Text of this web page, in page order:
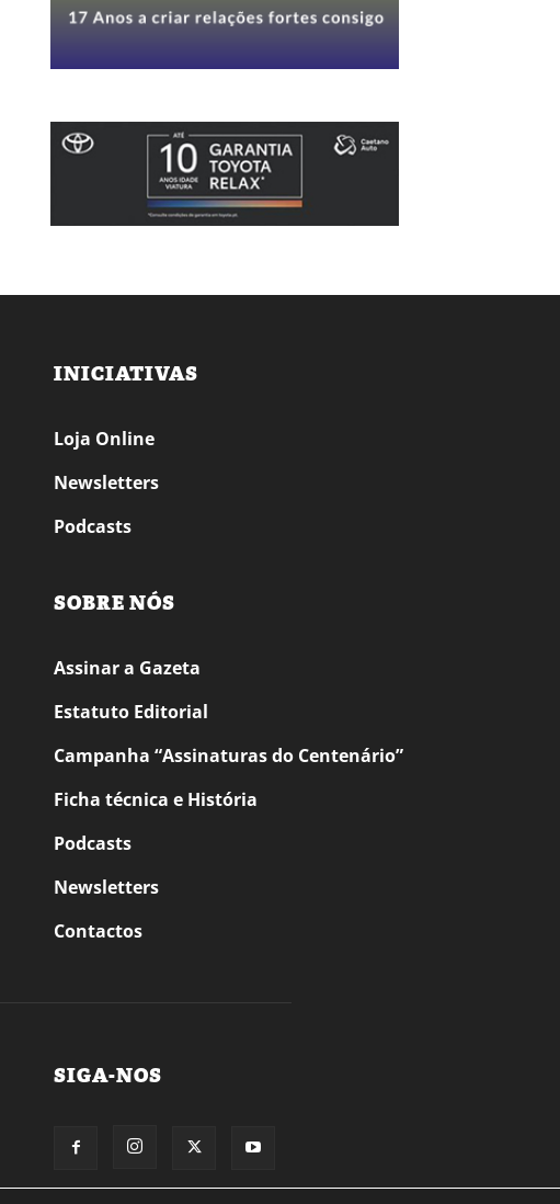
INICIATIVAS
Loja Online
Newsletters
Podcasts
SOBRE NÓS
Assinar a Gazeta
Estatuto Editorial
Campanha “Assinaturas do Centenário”
Ficha técnica e História
Podcasts
Newsletters
Contactos
SIGA-NOS